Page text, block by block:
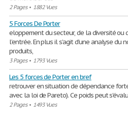
2 Pages• 1882 Vues
5 Forces De Porter
eloppement du secteur, de la diversité ou
l’entrée. En plus il s’agit d’une analyse du
produits,
3 Pages• 1793 Vues
Les 5 forces de Porter en bref
retrouver en situation de dépendance
avec la loi de Pareto). Ce poids peut
2 Pages• 1493 Vues